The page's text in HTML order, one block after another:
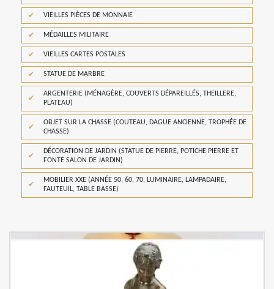
VIEILLES PIÈCES DE MONNAIE
MÉDAILLES MILITAIRE
VIEILLES CARTES POSTALES
STATUE DE MARBRE
ARGENTERIE (MÉNAGÈRE, COUVERTS DÉPAREILLÉS, THEILLERE,
PLATEAU)
OBJET SUR LA CHASSE (COUTEAU, DAGUE ANCIENNE, TROPHÉE DE
CHASSE)
DÉCORATION DE JARDIN (STATUE DE PIERRE, POTICHE PIERRE ET
FONTE SALON DE JARDIN)
MOBILIER XXE (ANNÉE 50, 60, 70, LUMINAIRE, LAMPADAIRE,
FAUTEUIL, TABLE BASSE)